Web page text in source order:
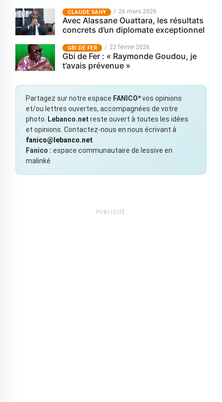
CLAUDE SAHY 26 mars 2026
Avec Alassane Ouattara, les résultats
concrets d’un diplomate exceptionnel
GBI DE FER 22 février 2026
Gbi de Fer : « Raymonde Goudou, je
t’avais prévenue »
Partagez sur notre espace FANICO*vos opinions
et/ou lettres ouvertes, accompagnées de votre
photo.
Lebanco.net reste ouvert à toutes les idées
et opinions. Contactez-nous en nous écrivant à
fanico@lebanco.net
Fanico : espace communautaire de lessive en
malinké
PUBLICITÉ